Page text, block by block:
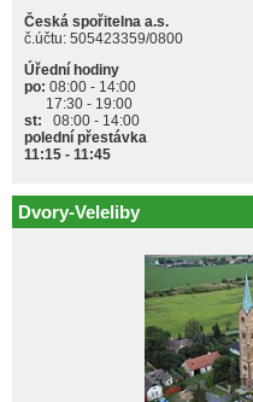
Česká spořitelna a.s.
č.účtu: 505423359/0800
Úřední hodiny
po: 08:00 - 14:00
17:30 - 19:00
st: 08:00 - 14:00
polední přestávka
11:15 - 11:45
Dvory-Veleliby